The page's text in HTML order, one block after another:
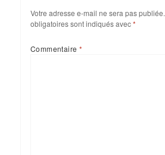
Votre adresse e-mail ne sera pas publiée.
obligatoires sont indiqués avec*
Commentaire*